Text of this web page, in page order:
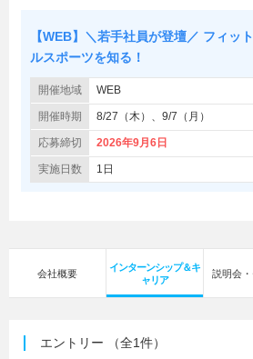
【WEB】＼若手社員が登壇／ フィッ
ルスポーツを知る！
開催地域 WEB
開催時期 8/27（木）、9/7（月）
応募締切 2026年9月6日
実施日数 1日
会社概要
インターンシップ＆キ
ャリア
説明会
エントリー （全1件）